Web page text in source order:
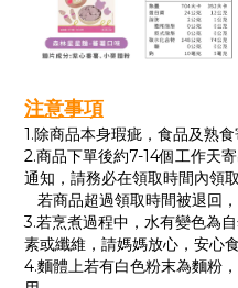
注意事項
1.除商品本身瑕疵，食品及熟食
2.商品下單後約7-14個工作天
通知，請務必在領取時間內領取
若商品超過領取時間被退回，
3.若烹煮過程中，水有變色為
素或纖維，請媽媽放心，安心食
4.麵體上若有白色粉末為麵粉